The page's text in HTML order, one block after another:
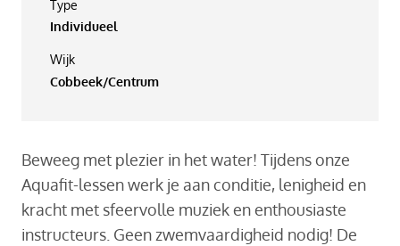
Type
Individueel
Wijk
Cobbeek/Centrum
Beweeg met plezier in het water! Tijdens onze
Aquafit-lessen werk je aan conditie, lenigheid en
kracht met sfeervolle muziek en enthousiaste
instructeurs. Geen zwemvaardigheid nodig! De